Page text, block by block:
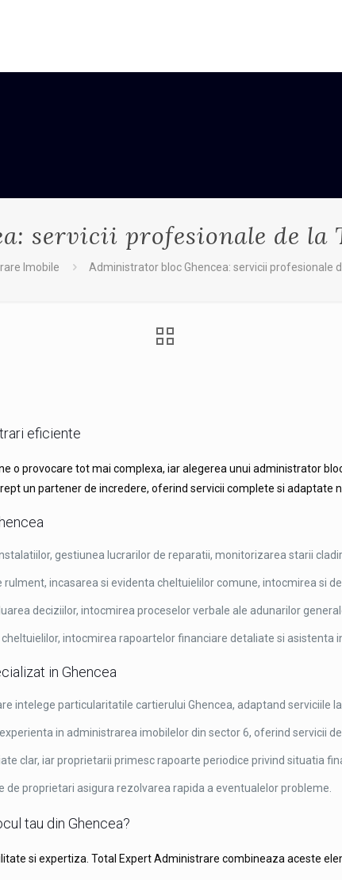
servicii profesionale de
Imobile Administrator bloc Ghencea: servicii profesionale
eficiente
o provocare tot mai complexa, iar alegerea unui administrator
un partener de incredere, oferind servicii complete si adaptate
gestiunea lucrarilor de reparatii, monitorizarea starii
incasarea si evidenta cheltuielilor comune, intocmirea si
deciziilor, intocmirea proceselor verbale ale adunarilor
intocmirea rapoartelor financiare detaliate si asistenta
in Ghencea
intelege particularitatile cartierului Ghencea, adaptand serviciile
in administrarea imobilelor din sector 6, oferind servicii
clar, iar proprietarii primesc rapoarte periodice privind situatia
de proprietari asigura rezolvarea rapida a eventualelor probleme.
tau din Ghencea?
si expertiza. Total Expert Administrare combineaza aceste